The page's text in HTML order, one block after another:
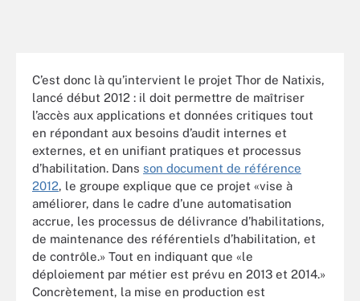
C’est donc là qu’intervient le projet Thor de Natixis,
lancé début 2012 : il doit permettre de maîtriser
l’accès aux applications et données critiques tout
en répondant aux besoins d’audit internes et
externes, et en unifiant pratiques et processus
d’habilitation. Dans son document de référence
2012, le groupe explique que ce projet «vise à
améliorer, dans le cadre d’une automatisation
accrue, les processus de délivrance d’habilitations,
de maintenance des référentiels d’habilitation, et
de contrôle.» Tout en indiquant que «le
déploiement par métier est prévu en 2013 et 2014.»
Concrètement, la mise en production est